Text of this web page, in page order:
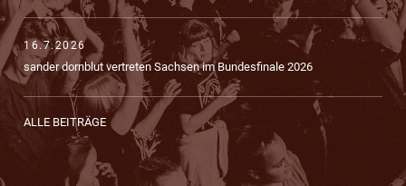
16.7.2026
sander dornblut vertreten Sachsen im Bundesfinale 2026
ALLE BEITRÄGE